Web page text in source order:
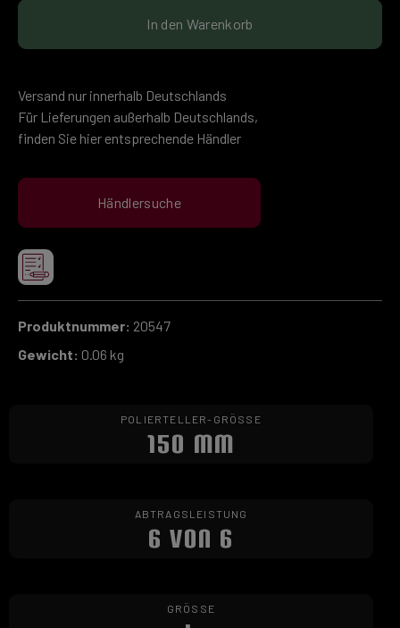
In den Warenkorb
Versand nur innerhalb Deutschlands
Für Lieferungen außerhalb Deutschlands,
finden Sie hier entsprechende Händler
Händlersuche
Produktnummer: 20547
Gewicht: 0.06 kg
POLIERTELLER-GRÖSSE
150 MM
ABTRAGSLEISTUNG
6 VON 6
GRÖSSE